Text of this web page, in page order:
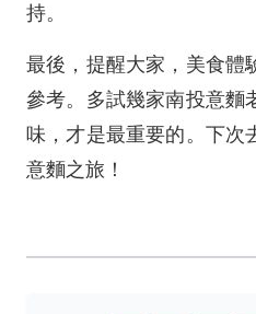
持。
最後，提醒大家，美食體
參考。多試幾家南投意麵
味，才是最重要的。下次
意麵之旅！